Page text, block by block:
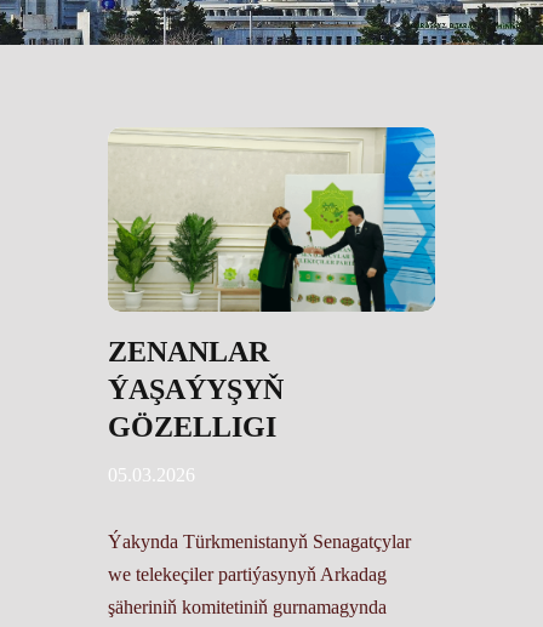
ZENANLAR
ÝAŞAÝYŞYŇ
GÖZELLIGI
05.03.2026
Ýakynda Türkmenistanyň Senagatçylar
we telekeçiler partiýasynyň Arkadag
şäheriniň komitetiniň gurnamagynda